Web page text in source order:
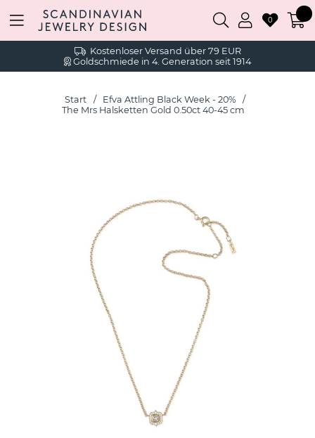
Kostenloser Versand über 79 EUR
Goldschmiede in 4. Generation seit 1914
0
Start
Efva Attling Black Week - 20%
The Mrs Halsketten Gold 0.50ct 40-45 cm